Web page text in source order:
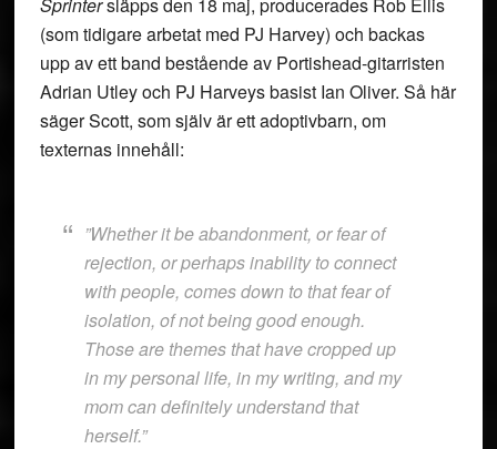
(som tidigare arbetat med PJ Harvey) och backas
upp av ett band bestående av Portishead-gitarristen
Adrian Utley och PJ Harveys basist Ian Oliver. Så här
säger Scott, som själv är ett adoptivbarn, om
texternas innehåll:
”Whether it be abandonment, or fear of
rejection, or perhaps inability to connect
with people, comes down to that fear of
isolation, of not being good enough.
Those are themes that have cropped up
in my personal life, in my writing, and my
mom can definitely understand that
herself.”